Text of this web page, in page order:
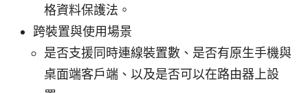
格資料保護法。
跨裝置與使用場景
是否支援同時連線裝置數、是否有原生手機與
桌面端客戶端、以及是否可以在路由器上設